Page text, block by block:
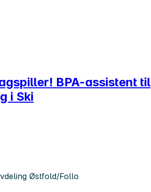
BPA-assistent til
i Ski
Østfold/Follo